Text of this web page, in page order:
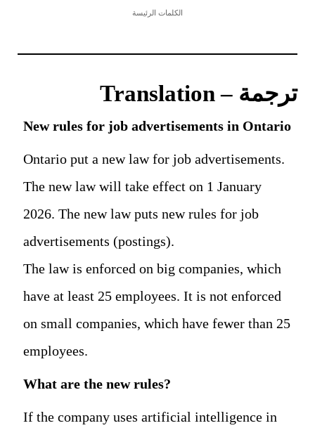
الكلمات الرئيسة
ترجمة – Translation
New rules for job advertisements in Ontario
Ontario put a new law for job advertisements.
The new law will take effect on 1 January
2026. The new law puts new rules for job
advertisements (postings).
The law is enforced on big companies, which
have at least 25 employees. It is not enforced
on small companies, which have fewer than 25
employees.
What are the new rules?
If the company uses artificial intelligence in